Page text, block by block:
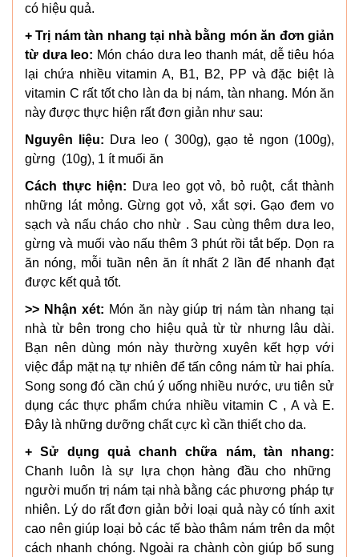
có hiệu quả.
+ Trị nám tàn nhang tại nhà bằng món ăn đơn giản
từ dưa leo: Món cháo dưa leo thanh mát, dễ tiêu hóa
lại chứa nhiều vitamin A, B1, B2, PP và đặc biệt là
vitamin C rất tốt cho làn da bị nám, tàn nhang. Món ăn
này được thực hiện rất đơn giản như sau:
Nguyên liệu: Dưa leo ( 300g), gạo tẻ ngon (100g),
gừng (10g), 1 ít muối ăn
Cách thực hiện: Dưa leo gọt vỏ, bỏ ruột, cắt thành
những lát mỏng. Gừng gọt vỏ, xắt sợi. Gạo đem vo
sạch và nấu cháo cho nhừ . Sau cùng thêm dưa leo,
gừng và muối vào nấu thêm 3 phút rồi tắt bếp. Dọn ra
ăn nóng, mỗi tuần nên ăn ít nhất 2 lần để nhanh đạt
được kết quả tốt.
>> Nhận xét: Món ăn này giúp trị nám tàn nhang tại
nhà từ bên trong cho hiệu quả từ từ nhưng lâu dài.
Bạn nên dùng món này thường xuyên kết hợp với
việc đắp mặt nạ tự nhiên để tấn công nám từ hai phía.
Song song đó cần chú ý uống nhiều nước, ưu tiên sử
dụng các thực phẩm chứa nhiều vitamin C , A và E.
Đây là những dưỡng chất cực kì cần thiết cho da.
+ Sử dụng quả chanh chữa nám, tàn nhang:
Chanh luôn là sự lựa chọn hàng đầu cho những
người muốn trị nám tại nhà bằng các phương pháp tự
nhiên. Lý do rất đơn giản bởi loại quả này có tính axit
cao nên giúp loại bỏ các tế bào thâm nám trên da một
cách nhanh chóng. Ngoài ra chành còn giúp bổ sung